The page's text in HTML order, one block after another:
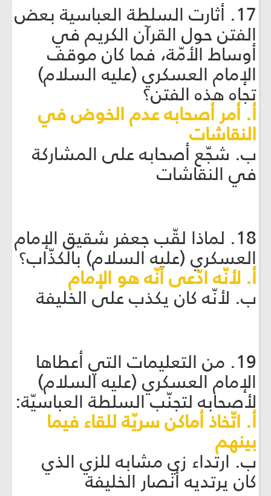
17. أثارت السلطة العباسية بعض
الفتن حول القرآن الكريم في
أوساط الأمّة، فما كان موقف
الإمام العسكري (عليه السلام)
تجاه هذه الفتن؟
أ. أمر أصحابه عدم الخوض في
النقاشات
ب. شجّع أصحابه على المشاركة
في النقاشات
18. لماذا لقّب جعفر شقيق الإمام
العسكري (عليه السلام) بالكذّاب؟
أ. لأنّه ادّعى أنّه هو الإمام
ب. لأنّه كان يكذب على الخليفة
19. من التعليمات التي أعطاها
الإمام العسكري (عليه السلام)
لأصحابه لتجنّب السلطة العباسيّة:
أ. اتّخاذ أماكن سريّة للقاء فيما
بينهم
ب. ارتداء زي مشابه للزي الذي
كان يرتديه أنصار الخليفة